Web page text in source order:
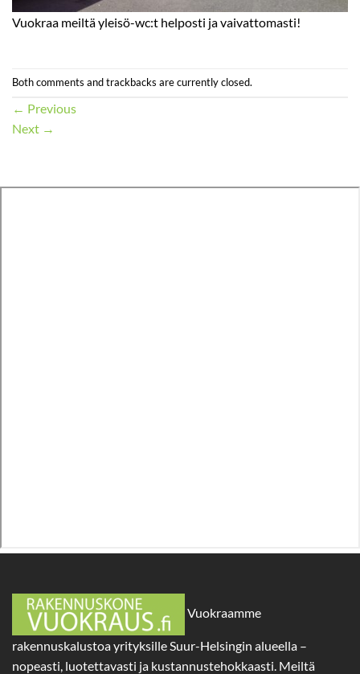
Vuokraa meiltä yleisö-wc:t helposti ja vaivattomasti!
Both comments and trackbacks are currently closed.
← Previous
Next →
Vuokraamme
rakennuskalustoa yrityksille Suur-Helsingin alueella –
nopeasti, luotettavasti ja kustannustehokkaasti. Meiltä